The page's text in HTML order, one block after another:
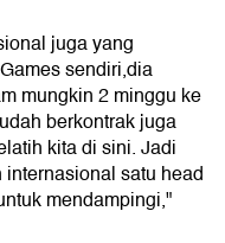
juga yang
sendiri,dia
mungkin 2 minggu ke
berkontrak juga
kita di sini. Jadi
satu head
mendampingi,"